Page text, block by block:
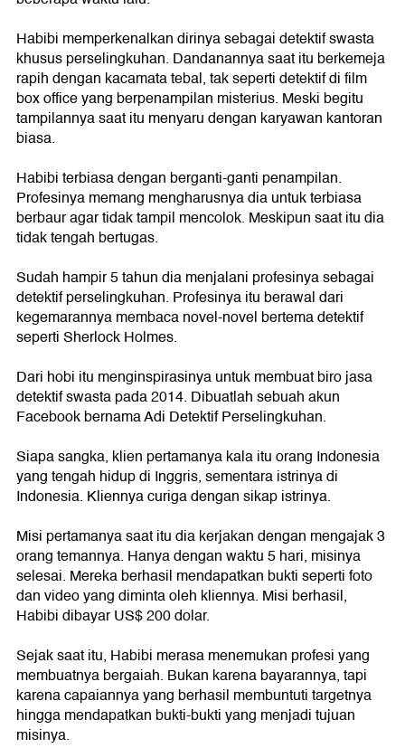
Habibi memperkenalkan dirinya sebagai detektif swasta
khusus perselingkuhan. Dandanannya saat itu berkemeja
rapih dengan kacamata tebal, tak seperti detektif di film
box office yang berpenampilan misterius. Meski begitu
tampilannya saat itu menyaru dengan karyawan kantoran
biasa.
Habibi terbiasa dengan berganti-ganti penampilan.
Profesinya memang mengharusnya dia untuk terbiasa
berbaur agar tidak tampil mencolok. Meskipun saat itu dia
tidak tengah bertugas.
Sudah hampir 5 tahun dia menjalani profesinya sebagai
detektif perselingkuhan. Profesinya itu berawal dari
kegemarannya membaca novel-novel bertema detektif
seperti Sherlock Holmes.
Dari hobi itu menginspirasinya untuk membuat biro jasa
detektif swasta pada 2014. Dibuatlah sebuah akun
Facebook bernama Adi Detektif Perselingkuhan.
Siapa sangka, klien pertamanya kala itu orang Indonesia
yang tengah hidup di Inggris, sementara istrinya di
Indonesia. Kliennya curiga dengan sikap istrinya.
Misi pertamanya saat itu dia kerjakan dengan mengajak 3
orang temannya. Hanya dengan waktu 5 hari, misinya
selesai. Mereka berhasil mendapatkan bukti seperti foto
dan video yang diminta oleh kliennya. Misi berhasil,
Habibi dibayar US$ 200 dolar.
Sejak saat itu, Habibi merasa menemukan profesi yang
membuatnya bergaiah. Bukan karena bayarannya, tapi
karena capaiannya yang berhasil membuntuti targetnya
hingga mendapatkan bukti-bukti yang menjadi tujuan
misinya.